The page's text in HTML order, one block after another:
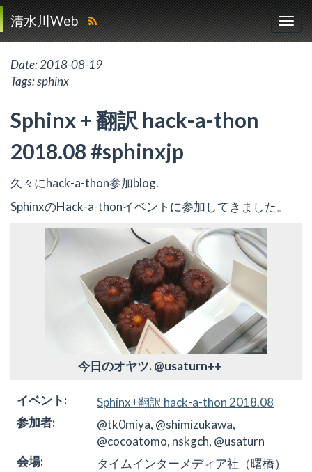
清水川Web
Date:2018-08-19
Tags:sphinx
Sphinx + 翻訳 hack-a-thon
2018.08 #sphinxjp
久々にhack-a-thon参加blog.
SphinxのHack-a-thonイベントに参加してきました。
今日のオヤツ. @usaturn++
イベント:
Sphinx+翻訳 hack-a-thon 2018.08
参加者:
@tk0miya, @shimizukawa,
@cocoatomo, nskgch, @usaturn
会場: タイムインターメディア社（曙橋）